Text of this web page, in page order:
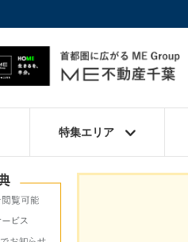
特集エリア